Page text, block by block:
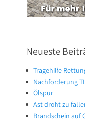
Neueste
Tragehilfe
Nachforderung
Ölspur
Ast droht zu
Brandschein auf